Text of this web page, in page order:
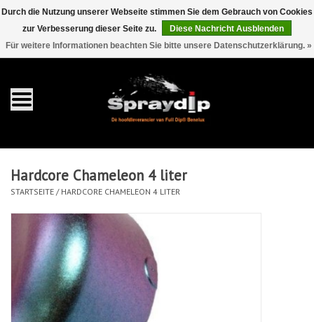
EUR 0 Artikel - €0,00
Gallonen
Sprays
Sets
Pearls
Zubehör
Detaillierung
Hardcore Chameleon 4 liter
STARTSEITE / HARDCORE CHAMELEON 4 LITER
Durch die Nutzung unserer Webseite stimmen Sie dem Gebrauch von Cookies
zur Verbesserung dieser Seite zu.
Diese Nachricht Ausblenden
Für weitere Informationen beachten Sie bitte unsere Datenschutzerklärung. »